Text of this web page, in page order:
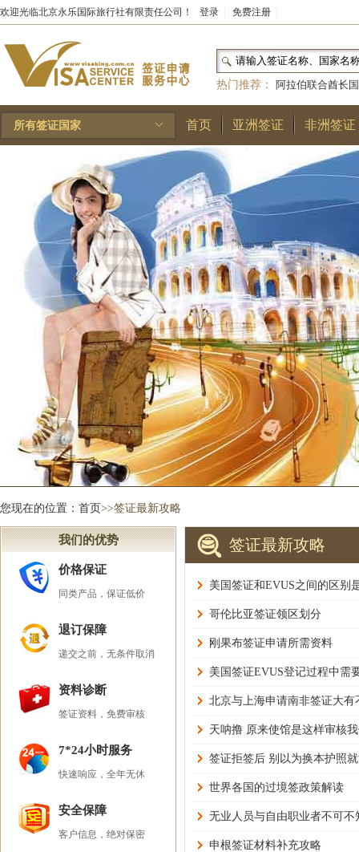
欢迎光临北京永乐国际旅行社有限责任公司！ 登录 免费注册
热门推荐：
阿拉伯联合酋长国
和国|布基纳法索|巴勒斯坦
林王国|安道尔公国|
所有签证国家 首页 亚洲签证 非洲签证
您现在的位置： 首页>>签证最新攻略
我们的优势
价格保证
同类产品，保证低价
退订保障
递交之前，无条件取消
资料诊断
签证资料，免费审核
7*24小时服务
快速响应，全年无休
安全保障
客户信息，绝对保密
签证最新攻略
美国签证和EVUS之间的区别
哥伦比亚签证领区划分
刚果布签证申请所需资料
美国签证EVUS登记过程中需
北京与上海申请南非签证大有
天呐撸 原来使馆是这样审核
签证拒签后 别以为换本护照
世界各国的过境签政策解读
无业人员与自由职业者不可不
申根签证材料补充攻略